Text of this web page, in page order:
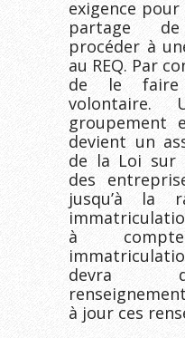
exigence
partage
procéder à
au REQ. Par
de le
volontaire.
groupement
devient un
de la Loi sur
des
jusqu’à la
à
devra
à jour ces